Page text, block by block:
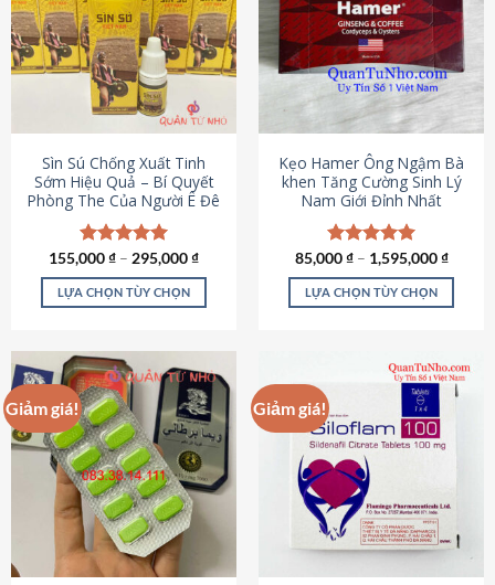
thể.
Các
tùy
chọn
có
thể
được
chọn
trên
trang
sản
phẩm
Sìn Sú Chống Xuất Tinh
Sớm Hiệu Quả – Bí Quyết
Phòng The Của Người Ê Đê
Được xếp
hạng4.95
5 sao
155,000₫ – 295,000₫
LỰA CHỌN TÙY CHỌN
này
có
nhiều
biến
thể.
Các
tùy
chọn
có
thể
Kẹo Hamer Ông Ngậm Bà
khen Tăng Cường Sinh Lý
Nam Giới Đỉnh Nhất
Được xếp
hạng5.00
5 sao
85,000₫– 1,595,000₫
LỰA CHỌN TÙY CHỌN
này
nhiều
biến
tùy
chọn
có
Giảm giá! Giảm giá!